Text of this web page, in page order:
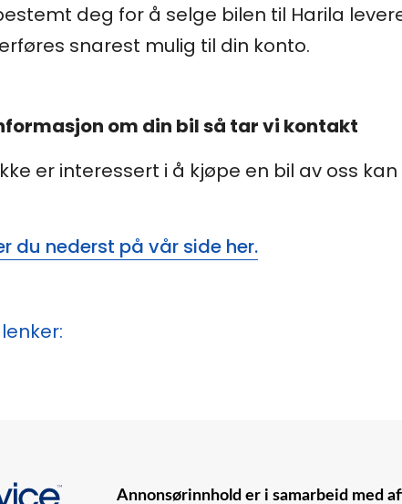
deg for å selge bilen til Harila
snarest mulig til din konto.
om din bil så tar vi kontakt
er interessert i å kjøpe en bil av oss
du nederst på vår side her.
Annonsørinnhold er i samarbeid med